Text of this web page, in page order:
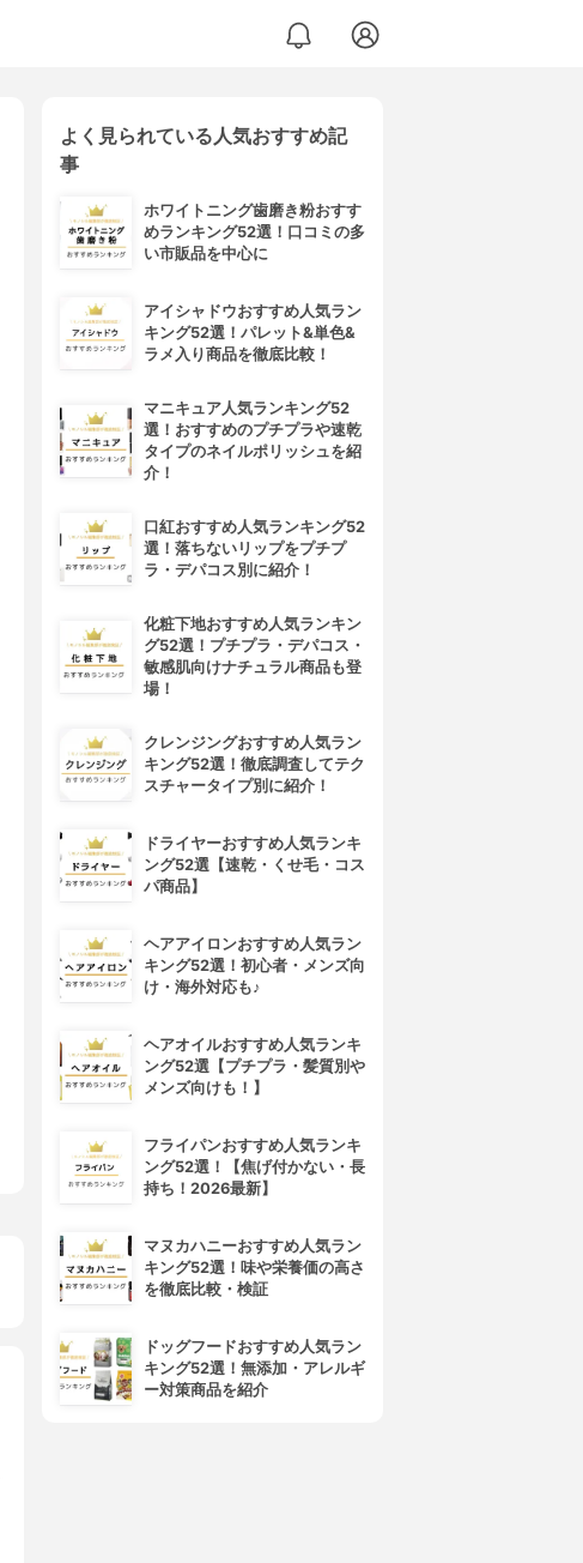
よく見られている人気おすすめ記
事
ホワイトニング歯磨き粉おすす
めランキング52選！口コミの多
い市販品を中心に
アイシャドウおすすめ人気ラン
キング52選！パレット&単色&
ラメ入り商品を徹底比較！
マニキュア人気ランキング52
選！おすすめのプチプラや速乾
タイプのネイルポリッシュを紹
介！
口紅おすすめ人気ランキング52
選！落ちないリップをプチプ
ラ・デパコス別に紹介！
化粧下地おすすめ人気ランキン
グ52選！プチプラ・デパコス・
敏感肌向けナチュラル商品も登
場！
クレンジングおすすめ人気ラン
キング52選！徹底調査してテク
スチャータイプ別に紹介！
ドライヤーおすすめ人気ランキ
ング52選【速乾・くせ毛・コス
パ商品】
ヘアアイロンおすすめ人気ラン
キング52選！初心者・メンズ向
け・海外対応も♪
ヘアオイルおすすめ人気ランキ
ング52選【プチプラ・髪質別や
メンズ向けも！】
フライパンおすすめ人気ランキ
ング52選！【焦げ付かない・長
持ち！2026最新】
マヌカハニーおすすめ人気ラン
キング52選！味や栄養価の高さ
を徹底比較・検証
ドッグフードおすすめ人気ラン
キング52選！無添加・アレルギ
ー対策商品を紹介